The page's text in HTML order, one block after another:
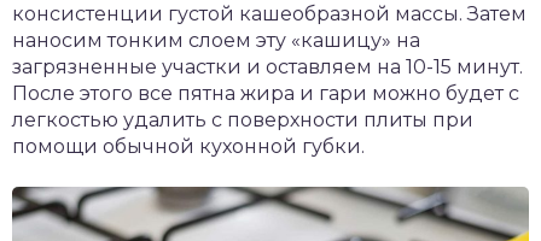
консистенции густой кашеобразной массы. Затем
наносим тонким слоем эту «кашицу» на
загрязненные участки и оставляем на 10-15 минут.
После этого все пятна жира и гари можно будет с
легкостью удалить с поверхности плиты при
помощи обычной кухонной губки.